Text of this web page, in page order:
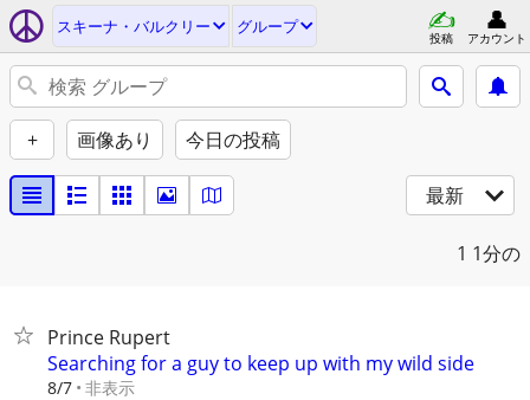
スキーナ・バルクリー グループ
投稿 アカウント
+ 画像あり 今日の投稿
最新
1 1分の
Prince Rupert
Searching for a guy to keep up with my wild side
8/7 非表示